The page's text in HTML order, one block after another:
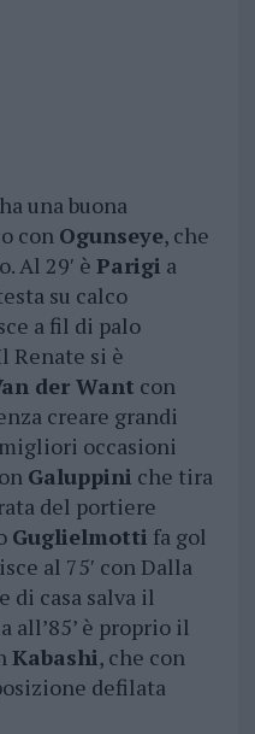
una buona
con Ogunseye, che
Al 29′ è Parigi a
su calco
a fil di palo
Renate si è
der Want con
creare grandi
occasioni
Galuppini che tira
del portiere
Guglielmotti fa gol
al 75′ con Dalla
di casa salva il
all’85’ è proprio il
Kabashi, che con
defilata